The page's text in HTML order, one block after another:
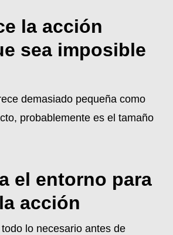
la acción
sea imposible
demasiado pequeña como
probablemente es el tamaño
el entorno para
acción
lo necesario antes de